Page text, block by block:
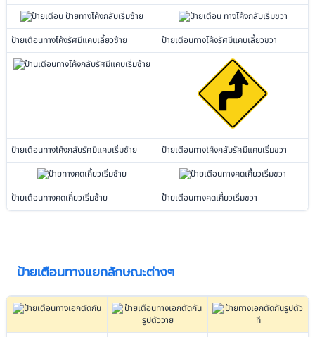
ป้ายเตือนทางโค้งรัศมีแคบเลี้ยวซ้าย ป้ายเตือนทางโค้งรัศมีแคบเลี้ยวขวา
ป้ายเตือนทางโค้งกลับรัศมีแคบเริ่มซ้าย ป้ายเตือนทางโค้งกลับรัศมีแคบเริ่มขวา
ป้ายเตือนทางคดเคี้ยวเริ่มซ้าย ป้ายเตือนทางคดเคี้ยวเริ่มขวา
ป้ายเตือนทางแยกลักษณะต่างๆ